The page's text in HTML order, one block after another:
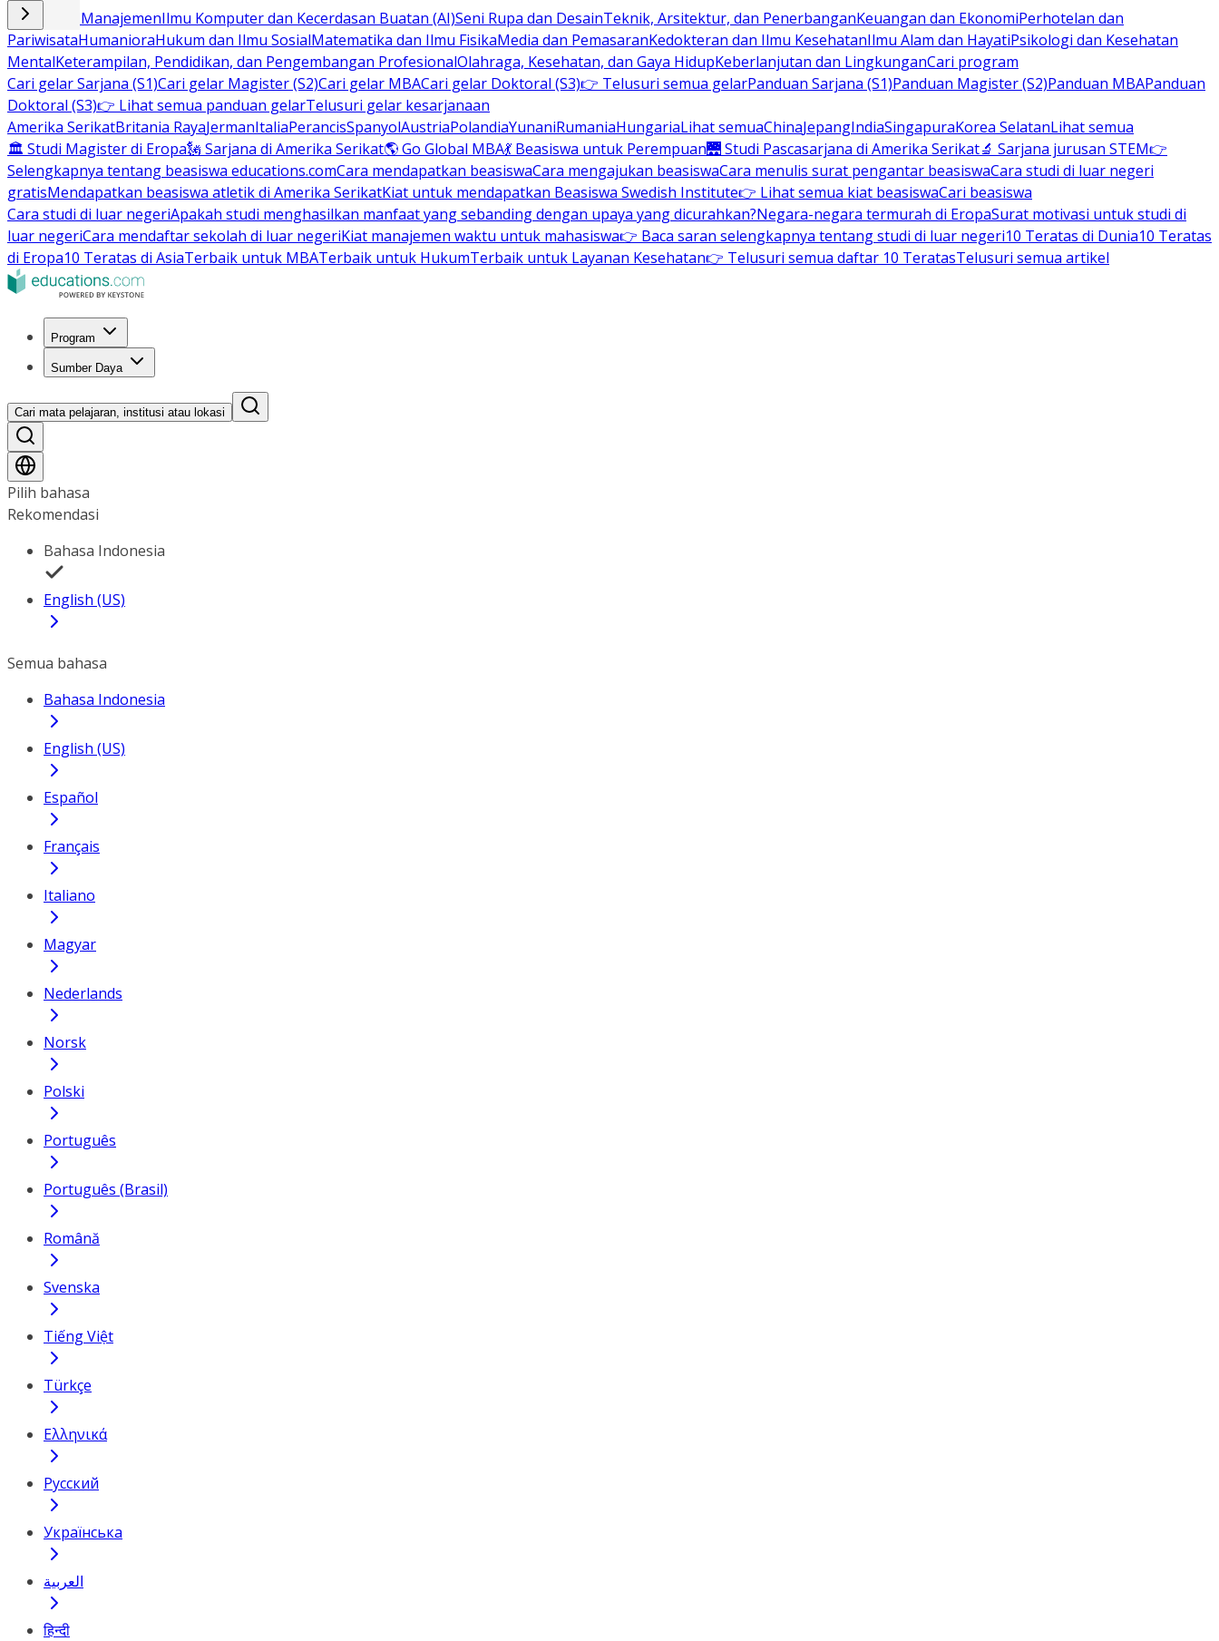
Bisnis dan ManajemenIlmu Komputer dan Kecerdasan Buatan (AI)Seni Rupa dan DesainTeknik, Arsitektur, dan PenerbanganKeuangan dan EkonomiPerhotelan dan
PariwisataHumanioraHukum dan Ilmu SosialMatematika dan Ilmu FisikaMedia dan PemasaranKedokteran dan Ilmu KesehatanIlmu Alam dan HayatiPsikologi dan Kesehatan
MentalKeterampilan, Pendidikan, dan Pengembangan ProfesionalOlahraga, Kesehatan, dan Gaya HidupKeberlanjutan dan LingkunganCari program
Cari gelar Sarjana (S1)Cari gelar Magister (S2)Cari gelar MBACari gelar Doktoral (S3)👉 Telusuri semua gelarPanduan Sarjana (S1)Panduan Magister (S2)Panduan MBAPanduan
Doktoral (S3)👉 Lihat semua panduan gelarTelusuri gelar kesarjanaan
Amerika SerikatBritania RayaJermanItaliaPerancisSpanyolAustriaPolandiaYunaniRumaniaHungariaLihat semuaChinaJepangIndiaSingapuraKorea SelatanLihat semua
🏛 Studi Magister di Eropa🗽 Sarjana di Amerika Serikat🌎 Go Global MBA💃 Beasiswa untuk Perempuan🌉 Studi Pascasarjana di Amerika Serikat🔬 Sarjana jurusan STEM👉
Selengkapnya tentang beasiswa educations.comCara mendapatkan beasiswaCara mengajukan beasiswaCara menulis surat pengantar beasiswaCara studi di luar negeri
gratisMendapatkan beasiswa atletik di Amerika SerikatKiat untuk mendapatkan Beasiswa Swedish Institute👉 Lihat semua kiat beasiswaCari beasiswa
Cara studi di luar negeriApakah studi menghasilkan manfaat yang sebanding dengan upaya yang dicurahkan?Negara-negara termurah di EropaSurat motivasi untuk studi di
luar negeriCara mendaftar sekolah di luar negeriKiat manajemen waktu untuk mahasiswa👉 Baca saran selengkapnya tentang studi di luar negeri10 Teratas di Dunia10 Teratas
di Eropa10 Teratas di AsiaTerbaik untuk MBATerbaik untuk HukumTerbaik untuk Layanan Kesehatan👉 Telusuri semua daftar 10 TeratasTelusuri semua artikel
Program
Sumber Daya
Cari mata pelajaran, institusi atau lokasi
Pilih bahasa
Rekomendasi
Bahasa Indonesia
English (US)
Semua bahasa
Bahasa Indonesia
English (US)
Español
Français
Italiano
Magyar
Nederlands
Norsk
Polski
Português
Português (Brasil)
Română
Svenska
Tiếng Việt
Türkçe
Ελληνικά
Русский
Українська
العربية
हिन्दी